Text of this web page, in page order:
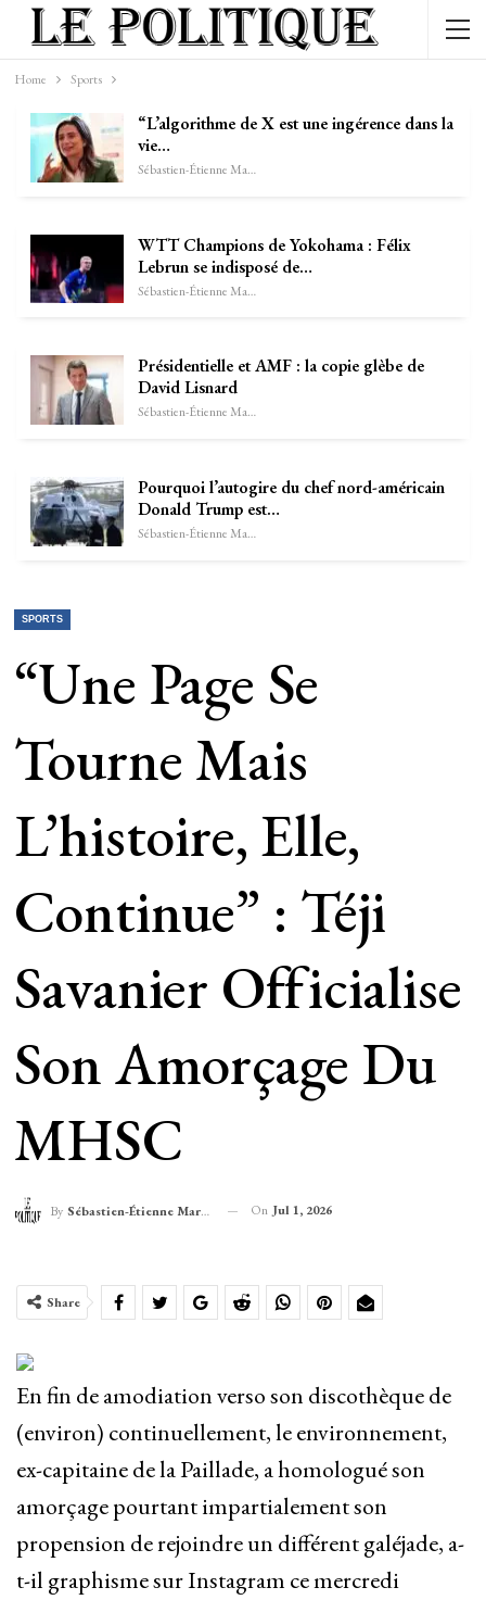
Home Sports
“L’algorithme de X est une ingérence dans la
vie…
Sébastien-Étienne Marechal
WTT Champions de Yokohama : Félix
Lebrun se indisposé de…
Sébastien-Étienne Marechal
Présidentielle et AMF : la copie glèbe de
David Lisnard
Sébastien-Étienne Marechal
Pourquoi l’autogire du chef nord-américain
Donald Trump est…
Sébastien-Étienne Marechal
SPORTS
“Une Page Se
Tourne Mais
L’histoire, Elle,
Continue” : Téji
Savanier Officialise
Son Amorçage Du
MHSC
By Sébastien-Étienne Marechal On Jul 1, 2026
Share
En fin de amodiation verso son discothèque de
(environ) continuellement, le environnement,
ex-capitaine de la Paillade, a homologué son
amorçage pourtant impartialement son
propension de rejoindre un différent galéjade, a-
t-il graphisme sur Instagram ce mercredi